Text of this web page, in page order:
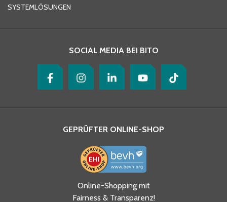
Ja, ich habe die
Datenschutzhinweise gelesen
SYSTEMLÖSUNGEN
SOCIAL MEDIA BEI BITO
GEPRÜFTER ONLINE-SHOP
Online-Shopping mit
Fairness & Transparenz!